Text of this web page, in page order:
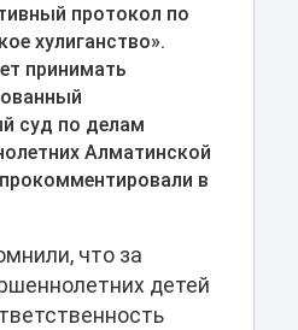
протокол по
хулиганство».
принимать
суд по делам
Алматинской
в
что за
детей